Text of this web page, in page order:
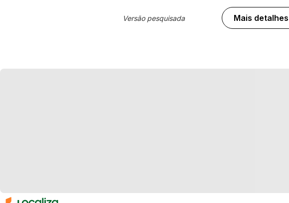
Versão pesquisada Mais detalhes